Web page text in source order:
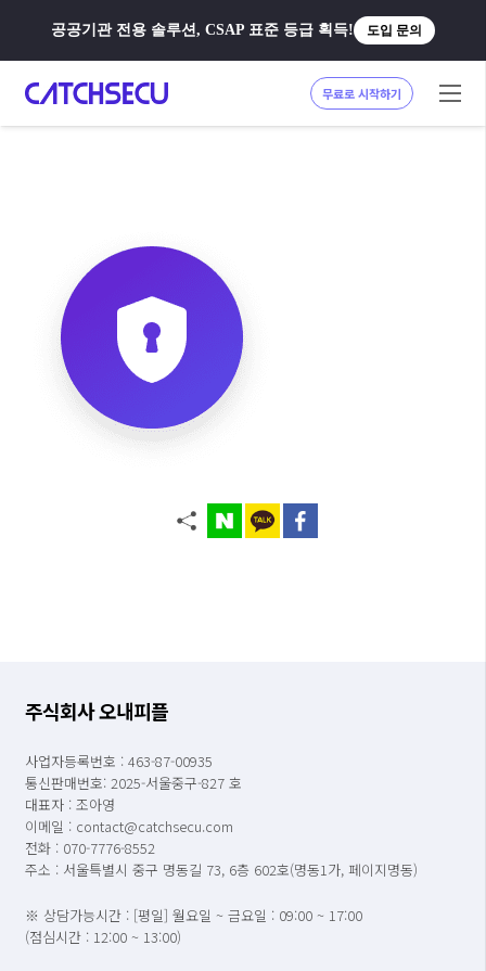
공공기관 전용 솔루션, CSAP 표준 등급 획득! 도입 문의
무료로 시작하기
주식회사 오내피플
사업자등록번호 : 463-87-00935
통신판매번호: 2025-서울중구-827 호
대표자 : 조아영
이메일 : contact@catchsecu.com
전화 : 070-7776-8552
주소 : 서울특별시 중구 명동길 73, 6층 602호(명동1가, 페이지명동)
※ 상담가능시간 : [평일] 월요일 ~ 금요일 : 09:00 ~ 17:00
(점심시간 : 12:00 ~ 13:00)